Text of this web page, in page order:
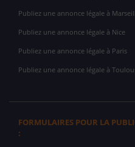
Publiez une annonce légale à
Publiez une annonce légale à Nice
Publiez une annonce légale à Paris
Publiez une annonce légale à
FORMULAIRES POUR LA
: